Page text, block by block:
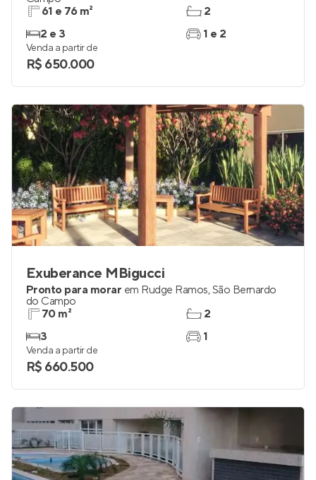
61 e 76 m²
2 e 3
2
1 e 2
Venda a partir de
R$ 650.000
Exuberance MBigucci
Pronto para morar em Rudge Ramos,São Bernardo
do Campo
70 m²
3
2
1
Venda a partir de
R$ 660.500